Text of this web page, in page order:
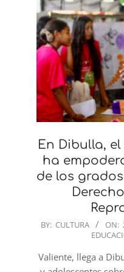
En Dibulla,
ha
de los grados
2023-
26
BY: CULTURA ON:
Valiente, llega a